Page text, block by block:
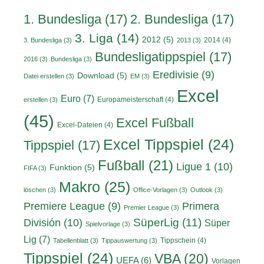
1. Bundesliga(17) 2. Bundesliga(17)
3. Bundesliga (3) 3. Liga (14) 2012 (5) 2013 (3) 2014 (4)
2016 (3) Bundesliga (3) Bundesligatippspiel (17)
Datei erstellen (3) Download (5) EM (3) Eredivisie (9)
erstellen (3) Euro (7) Europameisterschaft(4) Excel
(45)
Excel-Dateien (4) Excel Fußball
Tippspiel (17) Excel Tippspiel (24)
FIFA(3) Funktion (5) Fußball (21) Ligue 1 (10)
löschen (3) Makro (25) Office-Vorlagen (3) Outlook (3)
Premiere League (9) Premier League (3) Primera
División (10) Spielvorlage (3) SüperLig (11) Süper
Lig (7) Tabellenblatt (3) Tippauswertung (3) Tippschein (4)
Tippspiel (24) UEFA(6) VBA(20) Vorlagen